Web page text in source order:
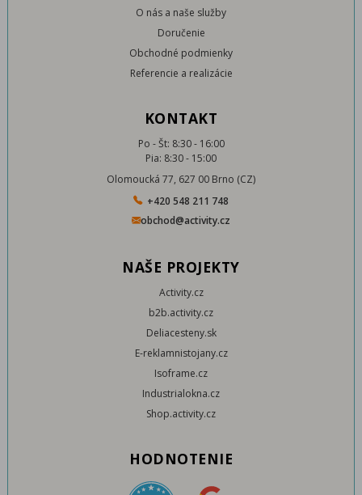
O nás a naše služby
Doručenie
Obchodné podmienky
Referencie a realizácie
KONTAKT
Po - Št: 8:30 - 16:00
Pia: 8:30 - 15:00
Olomoucká 77, 627 00 Brno (CZ)
+420 548 211 748
obchod@activity.cz
NAŠE PROJEKTY
Activity.cz
b2b.activity.cz
Deliacesteny.sk
E-reklamnistojany.cz
Isoframe.cz
Industrialokna.cz
Shop.activity.cz
HODNOTENIE